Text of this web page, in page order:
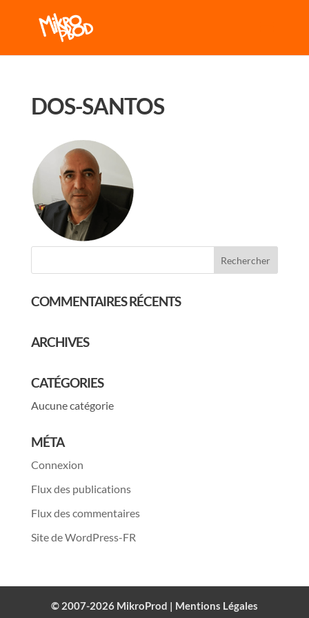
DOS-SANTOS
COMMENTAIRES RÉCENTS
ARCHIVES
CATÉGORIES
Aucune catégorie
MÉTA
Connexion
Flux des publications
Flux des commentaires
Site de WordPress-FR
© 2007-2026 MikroProd | Mentions Légales